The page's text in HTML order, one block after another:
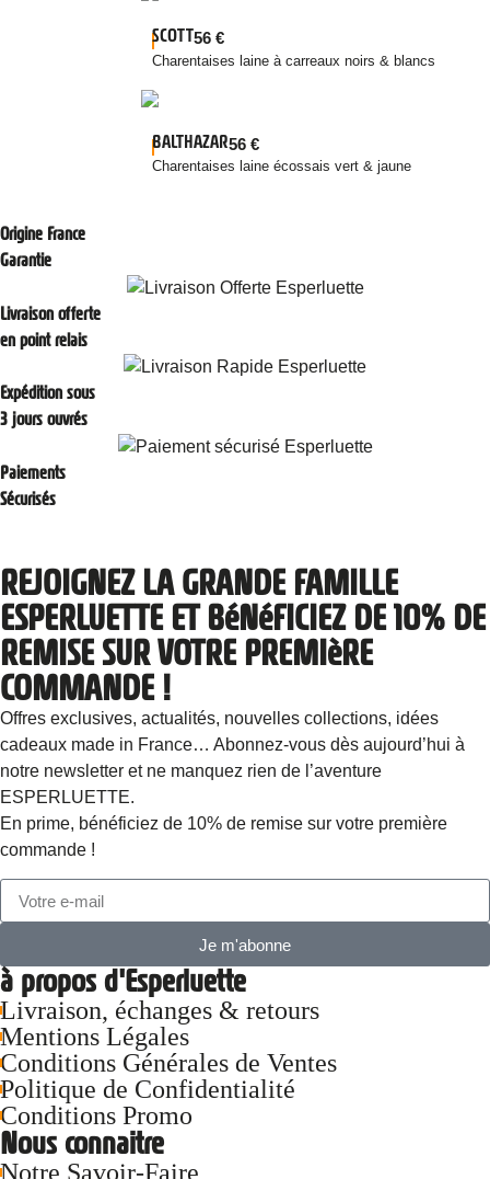
SCOTT56 €
Charentaises laine à carreaux noirs & blancs
BALTHAZAR56 €
Charentaises laine écossais vert & jaune
Origine France
Garantie
Livraison offerte
en point relais
Expédition sous
3 jours ouvrés
Paiements
Sécurisés
REJOIGNEZ LA GRANDE FAMILLE
ESPERLUETTE ET BéNéFICIEZ DE 10% DE
REMISE SUR VOTRE PREMIèRE
COMMANDE !
Offres exclusives, actualités, nouvelles collections, idées
cadeaux made in France… Abonnez-vous dès aujourd’hui à
notre newsletter et ne manquez rien de l’aventure
ESPERLUETTE.
En prime, bénéficiez de 10% de remise sur votre première
commande !
Je m'abonne
à propos d'Esperluette
Livraison, échanges & retours
Mentions Légales
Conditions Générales de Ventes
Politique de Confidentialité
Conditions Promo
Nous connaitre
Notre Savoir-Faire